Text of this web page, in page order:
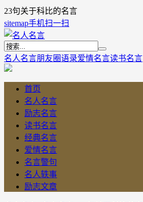
23句关于科比的名言
sitemap手机扫一扫
名人名言朋友圈语录爱情名言读书名言
首页
名人名言
励志名言
读书名言
经典名言
爱情名言
名言警句
名人轶事
励志文章